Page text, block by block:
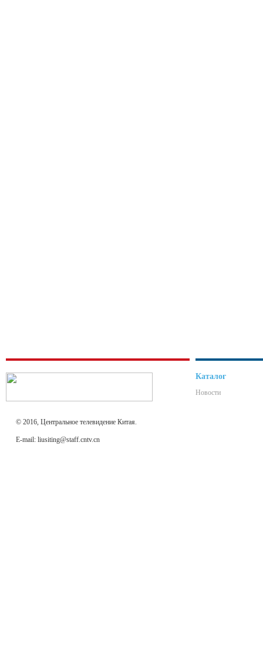
© 2016, Центральное телевидение Китая.
E-mail: liusiting@staff.cntv.cn
Каталог
Новости